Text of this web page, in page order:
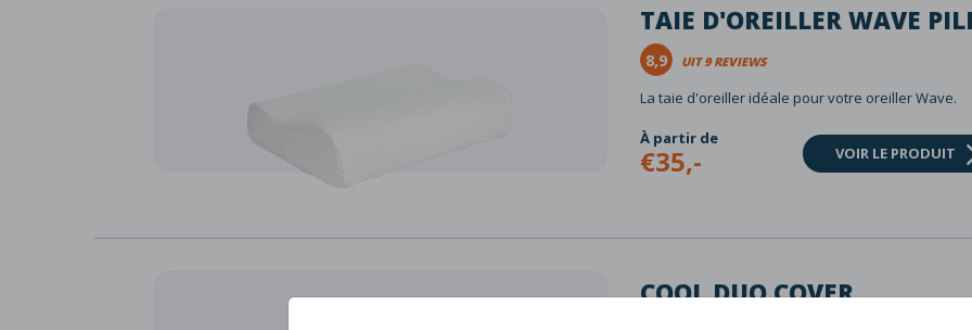
TAIE D'OREILLER WAVE
8,9 UIT 9 REVIEWS
La taie d'oreiller idéale pour votre oreiller Wave.
À partir de
€35,- VOIR LE PRODUIT
COOL DUO COVER